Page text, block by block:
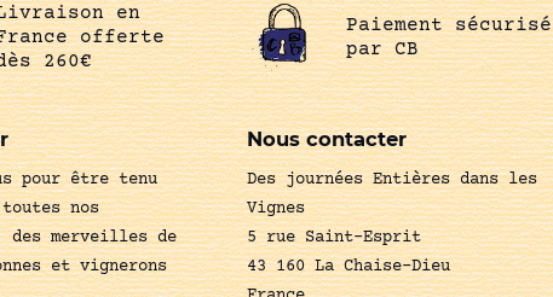
en
offerte
260€
Paiement sécurisé
par CB
pour être tenu
nos
des merveilles de
et vignerons
Nous contacter
Des journées Entières dans les
Vignes
5 rue Saint-Esprit
43 160 La Chaise-Dieu